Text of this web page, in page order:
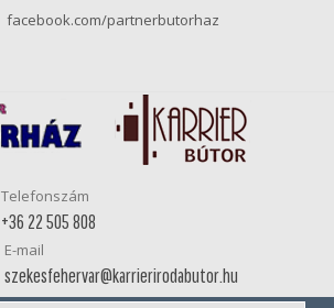
facebook.com/partnerbutorhaz
Telefonszám
+36 22 505 808
E-mail
szekesfehervar@karrierirodabutor.hu